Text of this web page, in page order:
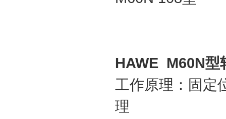
HAWE M60N型
工作原理：固定